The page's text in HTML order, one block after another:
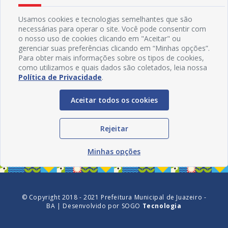
Redes Sociais
© Copyright 2018 - 2021 Prefeitura Municipal de Juazeiro -
BA | Desenvolvido por SOGO Tecnologia
Usamos cookies e tecnologias semelhantes que são
necessárias para operar o site. Você pode consentir com
o nosso uso de cookies clicando em "Aceitar" ou
gerenciar suas preferências clicando em “Minhas opções”.
Para obter mais informações sobre os tipos de cookies,
como utilizamos e quais dados são coletados, leia nossa
Política de Privacidade.
Aceitar todos os cookies
Rejeitar
Minhas opções